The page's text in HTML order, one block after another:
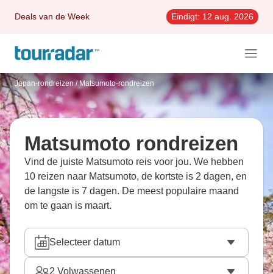
Deals van de Week Eindigt: 12 aug. 2026
Japan-rondreizen / Matsumoto-rondreizen
Matsumoto rondreizen
Vind de juiste Matsumoto reis voor jou. We hebben
10 reizen naar Matsumoto, de kortste is 2 dagen, en
de langste is 7 dagen. De meest populaire maand
om te gaan is maart.
Selecteer datum
2 Volwassenen